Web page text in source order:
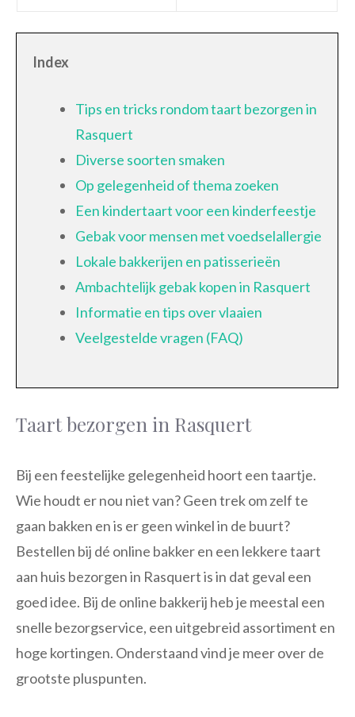
Index
Tips en tricks rondom taart bezorgen in
Rasquert
Diverse soorten smaken
Op gelegenheid of thema zoeken
Een kindertaart voor een kinderfeestje
Gebak voor mensen met voedselallergie
Lokale bakkerijen en patisserieën
Ambachtelijk gebak kopen in Rasquert
Informatie en tips over vlaaien
Veelgestelde vragen (FAQ)
Taart bezorgen in Rasquert
Bij een feestelijke gelegenheid hoort een taartje.
Wie houdt er nou niet van? Geen trek om zelf te
gaan bakken en is er geen winkel in de buurt?
Bestellen bij dé online bakker en een lekkere taart
aan huis bezorgen in Rasquert is in dat geval een
goed idee. Bij de online bakkerij heb je meestal een
snelle bezorgservice, een uitgebreid assortiment en
hoge kortingen. Onderstaand vind je meer over de
grootste pluspunten.